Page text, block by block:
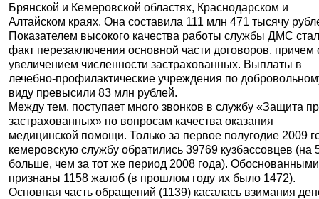
Брянской и Кемеровской областях, Краснодарском и
Алтайском краях. Она составила 111 млн 471 тысячу
Показателем высокого качества работы службы ДМС
факт перезаключения основной части договоров, причем
увеличением численности застрахованных. Выплаты в
лечебно-профилактические учреждения по
виду превысили 83 млн рублей.
Между тем, поступает много звонков в службу «Защита
застрахованных» по вопросам качества оказания
медицинской помощи. Только за первое полугодие 2009
кемеровскую службу обратились 39769 кузбассовцев (на
больше, чем за тот же период 2008 года). Обоснованными
признаны 1158 жалоб (в прошлом году их было 1472).
Основная часть обращений (1139) касалась взимания